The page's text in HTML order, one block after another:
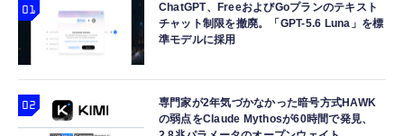
ChatGPT、FreeおよびGoプランのテキスト
チャット制限を撤廃。「GPT-5.6 Luna」を標
準モデルに採用
専門家が2年気づかなかった暗号方式HAWK
の弱点をClaude Mythosが60時間で発見、